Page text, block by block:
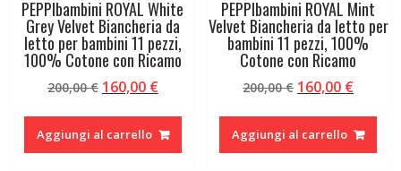
PEPPIbambini ROYAL White
Grey Velvet Biancheria da
letto per bambini 11 pezzi,
100% Cotone con Ricamo
200,00€ Il
originale
era:
160,00 €Il
attuale
è:
Aggiungi al carrello
PEPPIbambini ROYAL Mint
Velvet Biancheria da letto per
bambini 11 pezzi, 100%
Cotone con Ricamo
200,00€ Il
originale
era:
160,00 €Il
è:
Aggiungi al carrello